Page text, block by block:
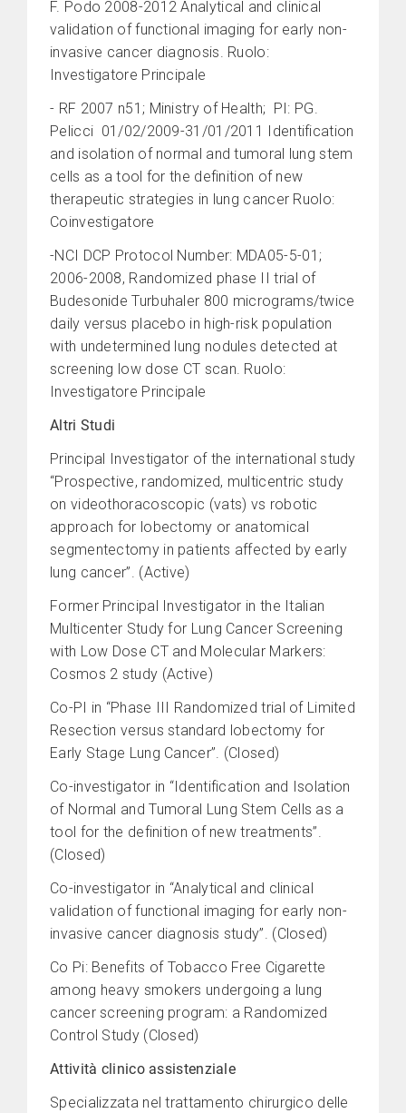
F. Podo 2008-2012 Analytical and clinical
validation of functional imaging for early non-
invasive cancer diagnosis. Ruolo:
Investigatore Principale
- RF 2007 n51; Ministry of Health; PI: PG.
Pelicci 01/02/2009-31/01/2011 Identification
and isolation of normal and tumoral lung stem
cells as a tool for the definition of new
therapeutic strategies in lung cancer Ruolo:
Coinvestigatore
-NCI DCP Protocol Number: MDA05-5-01;
2006-2008, Randomized phase II trial of
Budesonide Turbuhaler 800 micrograms/twice
daily versus placebo in high-risk population
with undetermined lung nodules detected at
screening low dose CT scan. Ruolo:
Investigatore Principale
Altri Studi
Principal Investigator of the international study
“Prospective, randomized, multicentric study
on videothoracoscopic (vats) vs robotic
approach for lobectomy or anatomical
segmentectomy in patients affected by early
lung cancer”. (Active)
Former Principal Investigator in the Italian
Multicenter Study for Lung Cancer Screening
with Low Dose CT and Molecular Markers:
Cosmos 2 study (Active)
Co-PI in “Phase III Randomized trial of Limited
Resection versus standard lobectomy for
Early Stage Lung Cancer”. (Closed)
Co-investigator in “Identification and Isolation
of Normal and Tumoral Lung Stem Cells as a
tool for the definition of new treatments”.
(Closed)
Co-investigator in “Analytical and clinical
validation of functional imaging for early non-
invasive cancer diagnosis study”. (Closed)
Co Pi: Benefits of Tobacco Free Cigarette
among heavy smokers undergoing a lung
cancer screening program: a Randomized
Control Study (Closed)
Attività clinico assistenziale
Specializzata nel trattamento chirurgico delle